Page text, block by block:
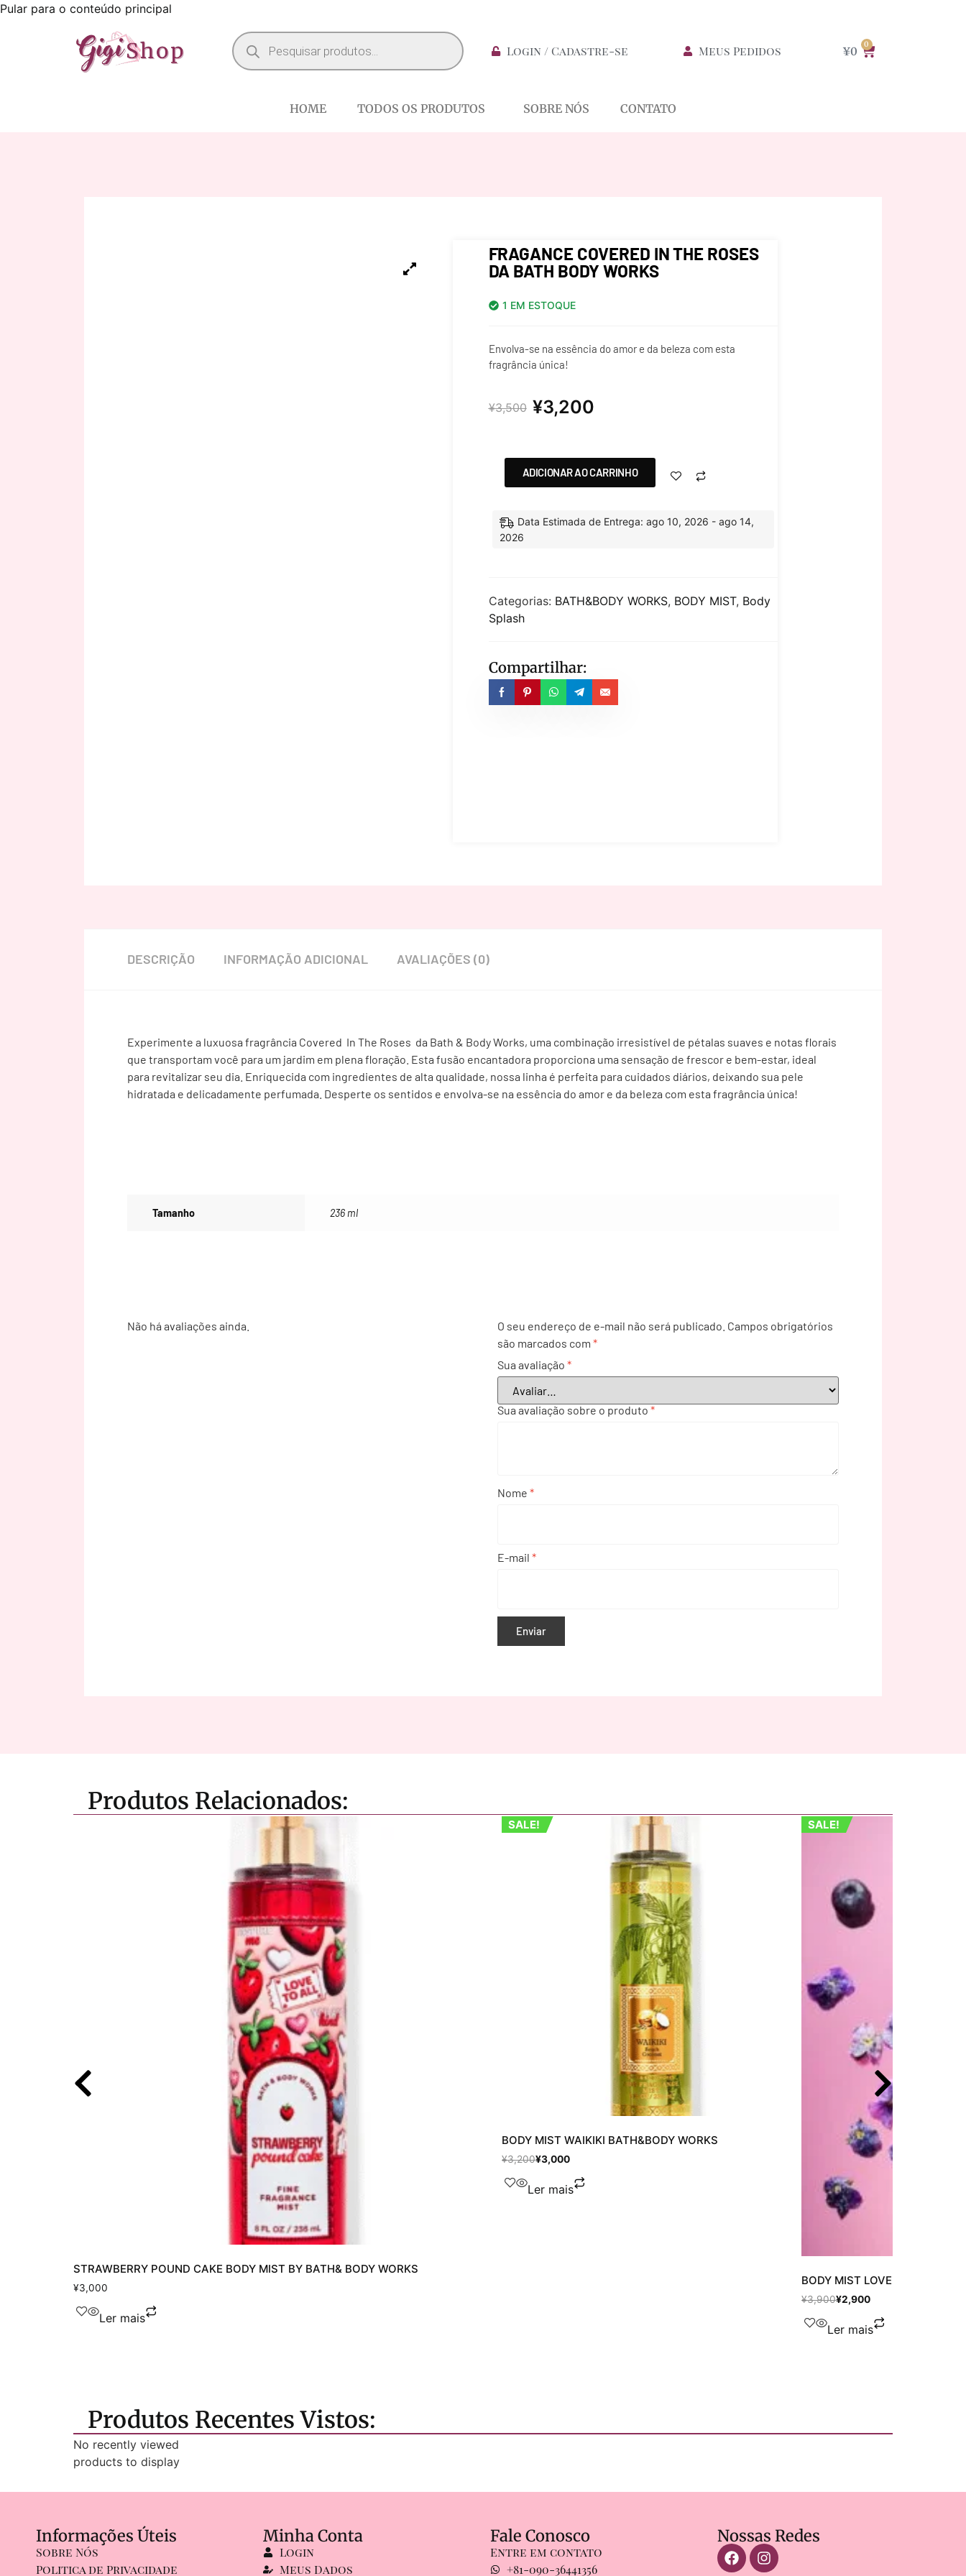
Pular para o conteúdo principal
Login / Cadastre-se Meus Pedidos ¥0 0
HOME TODOS OS PRODUTOS SOBRE NÓS CONTATO
FRAGANCE COVERED IN THE ROSES
DA BATH BODY WORKS
1 EM ESTOQUE
Envolva-se na essência do amor e da beleza com esta
fragrância única!
¥3,500 ¥3,200
ADICIONAR AO CARRINHO
Data Estimada de Entrega: ago 10, 2026 - ago 14,
2026
Categorias: BATH&BODY WORKS, BODY MIST, Body
Splash
Compartilhar:
DESCRIÇÃO INFORMAÇÃO ADICIONAL AVALIAÇÕES (0)
Experimente a luxuosa fragrância Covered In The Roses da Bath & Body Works, uma combinação irresistível de pétalas suaves e notas florais
que transportam você para um jardim em plena floração. Esta fusão encantadora proporciona uma sensação de frescor e bem-estar, ideal
para revitalizar seu dia. Enriquecida com ingredientes de alta qualidade, nossa linha é perfeita para cuidados diários, deixando sua pele
hidratada e delicadamente perfumada. Desperte os sentidos e envolva-se na essência do amor e da beleza com esta fragrância única!
Tamanho 236 ml
Não há avaliações ainda. O seu endereço de e-mail não será publicado. Campos obrigatórios
são marcados com *
Sua avaliação *
Sua avaliação sobre o produto *
Nome *
E-mail *
Produtos Relacionados:
STRAWBERRY POUND CAKE BODY MIST BY BATH& BODY WORKS
¥3,000
Ler mais
SALE!
BODY MIST WAIKIKI BATH&BODY WORKS
¥3,200¥3,000
Ler mais
SALE!
BODY MIST LOVE SHIMMER
¥3,900¥2,900
Ler mais
Produtos Recentes Vistos:
No recently viewed
products to display
Informações Úteis
Sobre Nós
Politica de Privacidade
Minha Conta
Login
Meus Dados
Fale Conosco
Entre em contato
+81-090-36441356
Nossas Redes